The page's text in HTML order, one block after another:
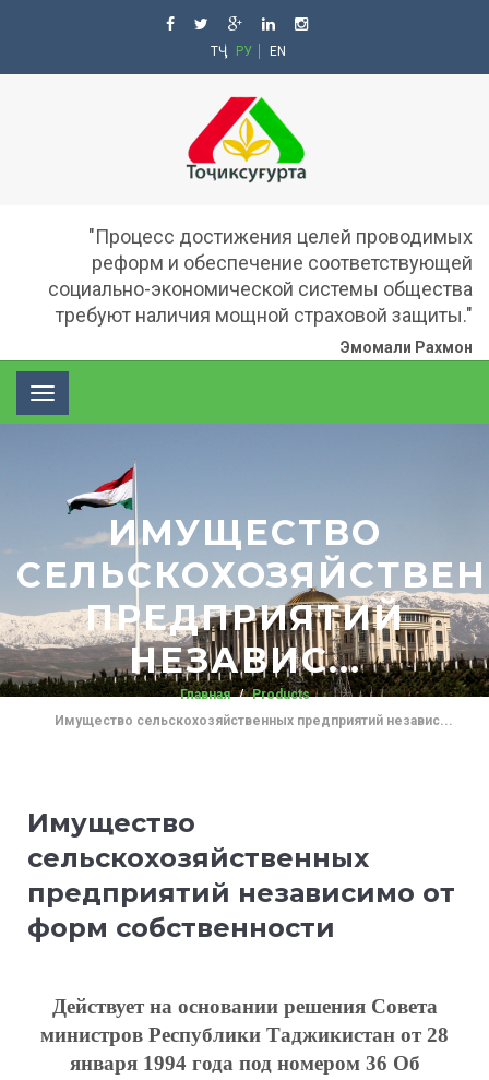
ТҶ РУ EN
"Процесс достижения целей проводимых
реформ и обеспечение соответствующей
социально-экономической системы общества
требуют наличия мощной страховой защиты."
Эмомали Рахмон
Toggle
navigation
ИМУЩЕСТВО
ПРЕДПРИЯТИЙ
НЕЗАВИС...
Главная
Products
Имущество сельскохозяйственных предприятий независ...
Имущество
сельскохозяйственных
предприятий независимо от
форм собственности
Действует на основании решения Совета
министров Республики Таджикистан от 28
января 1994 года под номером 36 Об